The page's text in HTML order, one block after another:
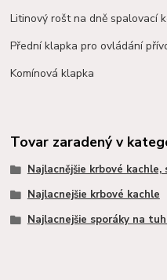
Litinový rošt na dně spalovací
Přední klapka pro ovládání
Komínová klapka
Tovar zaradený v
Najlacnějšie krbové kachle,
Najlacnejšie krbové kachle
Najlacnejšie sporáky na